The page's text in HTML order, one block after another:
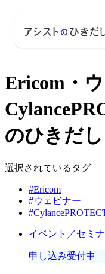
Ericom・
のひきだ
選択されているタグ
#Ericom
#ウェビナー
イベント／セミ
申し込み受付中